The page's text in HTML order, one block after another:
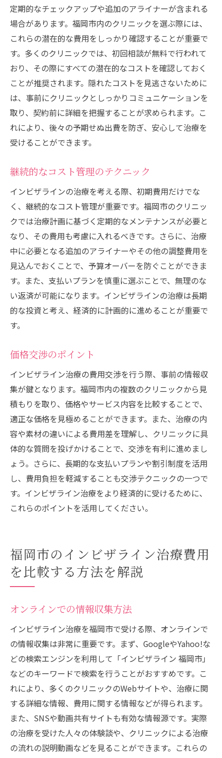
定期的なチェックアップや追加のアライナーが含まれる
場合があります。福岡市内のクリニックを選ぶ際には、
これらの潜在的な費用をしっかり確認することが重要で
す。多くのクリニックでは、初回相談が無料で行われて
おり、その際にすべての潜在的なコストを確認しておく
ことが推奨されます。隠れたコストを見逃さないために
は、事前にクリニックとしっかりコミュニケーションを
取り、契約前に詳細を把握することが求められます。こ
れにより、後々の予期せぬ出費を防ぎ、安心して治療を
受けることができます。
継続的なコスト管理のテクニック
インビザラインの治療を考える際、初期費用だけでな
く、継続的なコスト管理が重要です。福岡市のクリニッ
クでは治療計画に基づく定期的なメンテナンスが必要と
なり、その費用も考慮に入れるべきです。さらに、治療
中に必要となる追加のアライナーやその他の調整費用を
見込んでおくことで、予算オーバーを防ぐことができま
す。また、支払いプランを慎重に選ぶことで、無理のな
い返済が可能になります。インビザラインの治療は長期
的な投資と考え、経済的に計画的に進めることが重要で
す。
価格交渉のポイント
インビザライン治療の費用交渉を行う際、事前の情報収
集が鍵となります。福岡市内の複数のクリニックから見
積もりを取り、価格やサービス内容を比較することで、
適正な価格を見極めることができます。また、治療の内
容や素材の違いによる費用差を理解し、クリニックに具
体的な質問を投げかけることで、交渉を有利に進めまし
ょう。さらに、長期的な支払いプランや割引制度を活用
し、費用負担を軽減することも交渉テクニックの一つで
す。インビザライン治療をより経済的に受けるために、
これらのポイントを活用してください。
福岡市のインビザライン治療費用
を比較する方法を解説
オンラインでの情報収集方法
インビザライン治療を福岡市で受ける際、オンラインで
の情報収集は非常に重要です。まず、GoogleやYahoo!な
どの検索エンジンを利用して「インビザライン 福岡市」
などのキーワードで検索を行うことがおすすめです。こ
れにより、多くのクリニックのWebサイトや、治療に関
する詳細な情報、費用に関する情報などが得られます。
また、SNSや動画共有サイトも有効な情報源です。実際
の治療を受けた人々の体験談や、クリニックによる治療
の流れの説明動画などを見ることができます。これらの